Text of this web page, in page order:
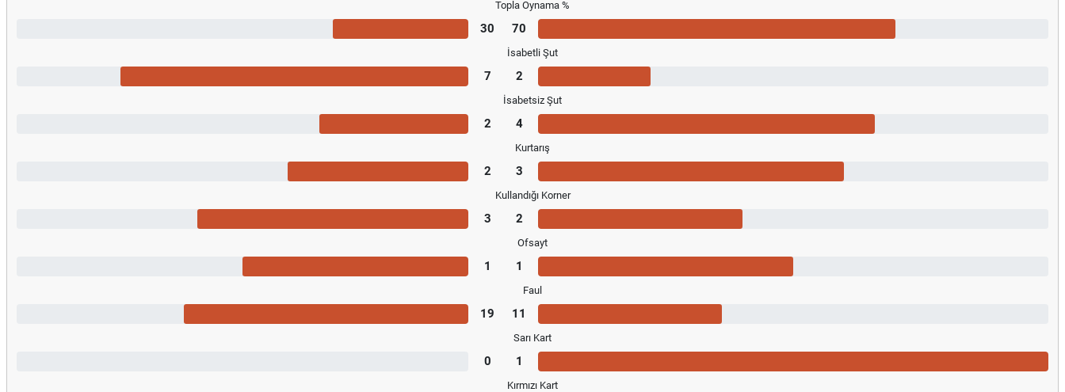
Topla Oynama %
30 70
İsabetli Şut
7 2
İsabetsiz Şut
2 4
Kurtarış
2 3
Kullandığı Korner
3 2
Ofsayt
1 1
Faul
19 11
Sarı Kart
0 1
Kırmızı Kart